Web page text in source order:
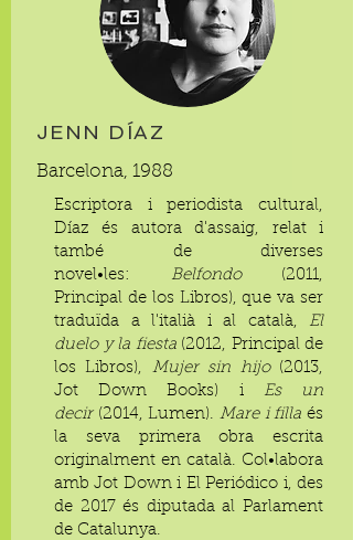
JENN DÍAZ
Barcelona, 1988
Escriptora i periodista cultural,
Díaz és autora d'assaig, relat i
també de diverses
novel•les: Belfondo(2011,
Principal de los Libros), que va ser
traduïda a l'italià i al català, El
duelo y la fiesta(2012, Principal de
los Libros), Mujer sin hijo(2013,
Jot Down Books) i Es un
decir(2014, Lumen). Mare i filla és
la seva primera obra escrita
originalment en català. Col•labora
amb Jot Down i El Periódico i, des
de 2017 és diputada al Parlament
de Catalunya.